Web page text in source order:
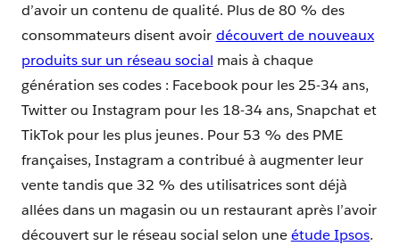
d’avoir un contenu de qualité. Plus de 80 % des
consommateurs disent avoir découvert de nouveaux
produits sur un réseau social mais à chaque
génération ses codes : Facebook pour les 25-34 ans,
Twitter ou Instagram pour les 18-34 ans, Snapchat et
TikTok pour les plus jeunes. Pour 53 % des PME
françaises, Instagram a contribué à augmenter leur
vente tandis que 32 % des utilisatrices sont déjà
allées dans un magasin ou un restaurant après l’avoir
découvert sur le réseau social selon uneétude Ipsos.